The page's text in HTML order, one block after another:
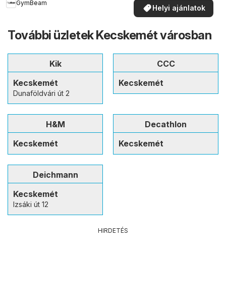
GymBeam
Helyi ajánlatok
További üzletek Kecskemét városban
Kik
Kecskemét
Dunaföldvári út 2
CCC
Kecskemét
H&M
Kecskemét
Decathlon
Kecskemét
Deichmann
Kecskemét
Izsáki út 12
HIRDETÉS